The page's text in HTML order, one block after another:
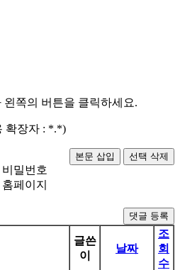
쪽의 버튼을 클릭하세요.
확장자 : *.*)
비밀번호
홈페이지
댓글 등록
글쓴
이
날짜
조
회
수